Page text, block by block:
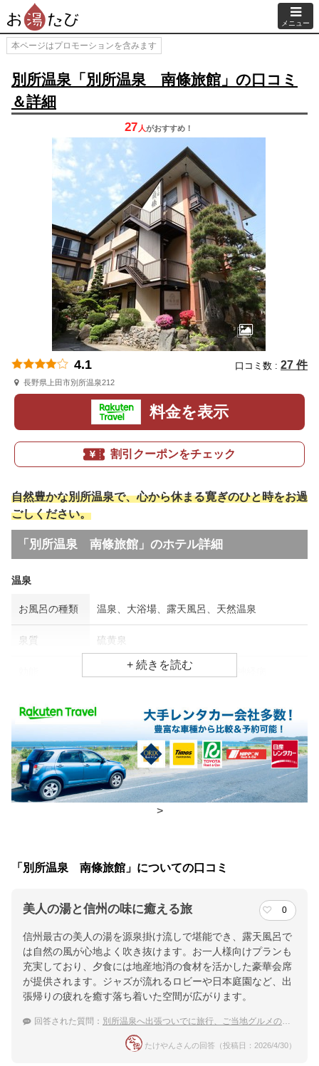
メニュー
本ページはプロモーションを含みます
別所温泉「別所温泉 南條旅館」の口コミ
＆詳細
27 人がおすすめ！
4.1 口コミ数 : 27 件
長野県上田市別所温泉212
料金を表示
割引クーポンをチェック
自然豊かな別所温泉で、心から休まる寛ぎのひと時をお過
ごしください。
「別所温泉 南條旅館」のホテル詳細
温泉
お風呂の種類 温泉、大浴場、露天風呂、天然温泉
泉質 硫黄泉
胃腸病、美肌効果、リウマチ・神経病
食事場所
朝食 食事処
夕食 食事処
チェックイン・チェックアウト時間
チェックアウ
10:00
上信越自動車道上田菅平ICより約40分／北陸新幹線上田駅から車
で約30分／上田電鉄別所温泉駅から徒歩10分
提供：楽天トラベル
ホテル詳細を詳しく見る
>
「別所温泉 南條旅館」についての口コミ
美人の湯と信州の味に癒える旅 0
信州最古の美人の湯を源泉掛け流しで堪能でき、露天風呂で
は自然の風が心地よく吹き抜けます。お一人様向けプランも
充実しており、夕食には地産地消の食材を活かした豪華会席
が提供されます。ジャズが流れるロビーや日本庭園など、出
張帰りの疲れを癒す落ち着いた空間が広がります。
回答された質問： 別所温泉へ出張ついでに旅行、ご当地グルメの味わえる宿を知りたい
たけやんさんの回答（投稿日：2026/4/30）